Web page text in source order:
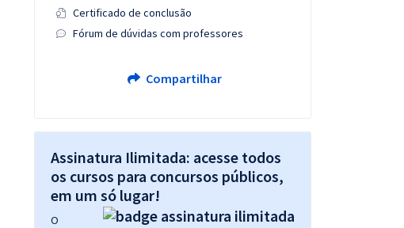
Certificado de conclusão
Fórum de dúvidas com professores
Compartilhar
Assinatura Ilimitada: acesse todos
os cursos para concursos públicos,
em um só lugar!
O